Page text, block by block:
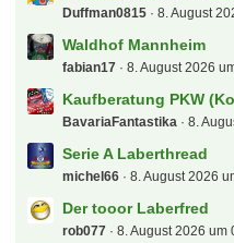
Duffman0815 8. August
Waldhof Mannheim
fabian17 8. August 2026
Kaufberatung PKW
BavariaFantastika 8.
Serie A Laberthread
michel66 8. August 2026
Der tooor Laberfred
rob077 8. August 2026 um